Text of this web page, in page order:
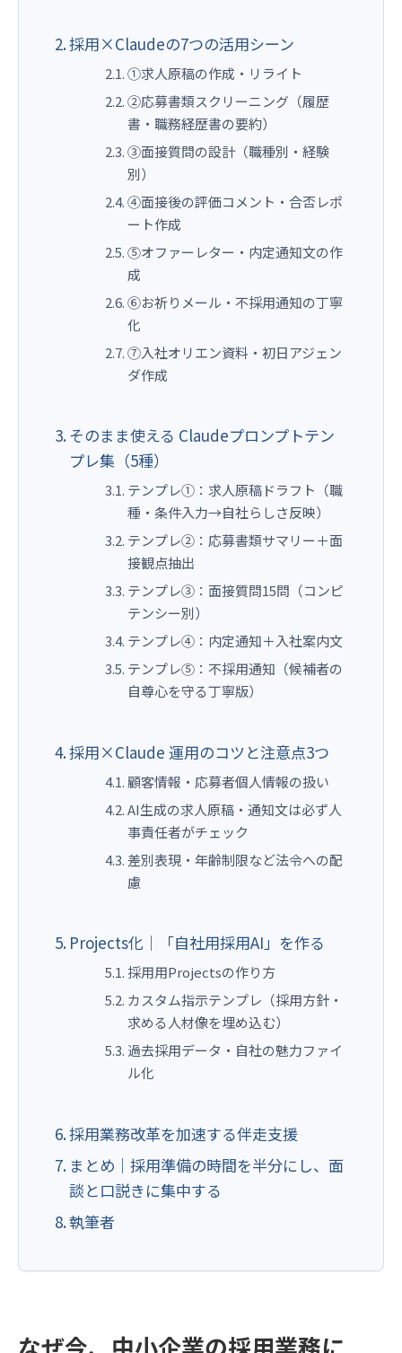
採用×Claudeの7つの活用シーン
①求人原稿の作成・リライト
②応募書類スクリーニング（履歴
書・職務経歴書の要約）
③面接質問の設計（職種別・経験
別）
④面接後の評価コメント・合否レポ
ート作成
⑤オファーレター・内定通知文の作
成
⑥お祈りメール・不採用通知の丁寧
化
⑦入社オリエン資料・初日アジェン
ダ作成
そのまま使える Claudeプロンプトテン
プレ集（5種）
テンプレ①：求人原稿ドラフト（職
種・条件入力→自社らしさ反映）
テンプレ②：応募書類サマリー＋面
接観点抽出
テンプレ③：面接質問15問（コンピ
テンシー別）
テンプレ④：内定通知＋入社案内文
テンプレ⑤：不採用通知（候補者の
自尊心を守る丁寧版）
採用×Claude 運用のコツと注意点3つ
顧客情報・応募者個人情報の扱い
AI生成の求人原稿・通知文は必ず人
事責任者がチェック
差別表現・年齢制限など法令への配
慮
Projects化｜「自社用採用AI」を作る
採用用Projectsの作り方
カスタム指示テンプレ（採用方針・
求める人材像を埋め込む）
過去採用データ・自社の魅力ファイ
ル化
採用業務改革を加速する伴走支援
まとめ｜採用準備の時間を半分にし、面
談と口説きに集中する
執筆者